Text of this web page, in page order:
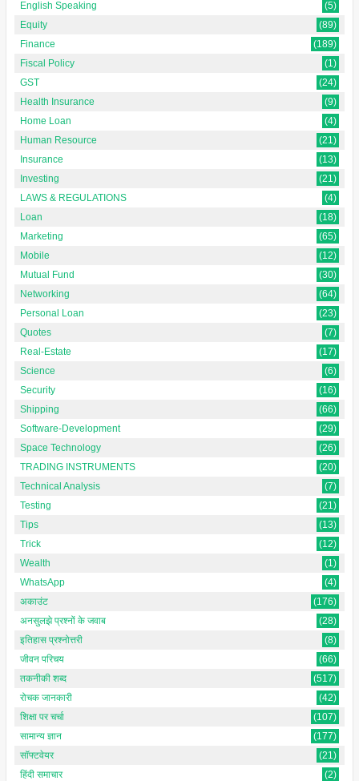
English Speaking
(5)
Equity
(89)
Finance
(189)
Fiscal Policy
(1)
GST
(24)
Health Insurance
(9)
Home Loan
(4)
Human Resource
(21)
Insurance
(13)
Investing
(21)
LAWS & REGULATIONS
(4)
Loan
(18)
Marketing
(65)
Mobile
(12)
Mutual Fund
(30)
Networking
(64)
Personal Loan
(23)
Quotes
(7)
Real-Estate
(17)
Science
(6)
Security
(16)
Shipping
(66)
Software-Development
(29)
Space Technology
(26)
TRADING INSTRUMENTS
(20)
Technical Analysis
(7)
Testing
(21)
Tips
(13)
Trick
(12)
Wealth
(1)
WhatsApp
(4)
अकाउंट
(176)
अनसुलझे प्रश्नों के जवाब
(28)
इतिहास प्रश्नोत्तरी
(8)
जीवन परिचय
(66)
तकनीकी शब्द
(517)
रोचक जानकारी
(42)
शिक्षा पर चर्चा
(107)
सामान्य ज्ञान
(177)
सॉफ्टवेयर
(21)
हिंदी समाचार
(2)